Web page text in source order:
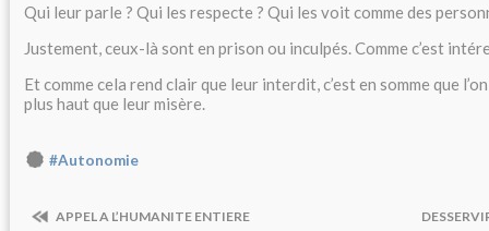
Qui leur parle ? Qui les respecte ? Qui les voit comme des
Justement, ceux-là sont en prison ou inculpés. Comme c’est
Et comme cela rend clair que leur interdit, c’est en somme que
plus haut que leur misère.
#Autonomie
APPEL A L’HUMANITE ENTIERE